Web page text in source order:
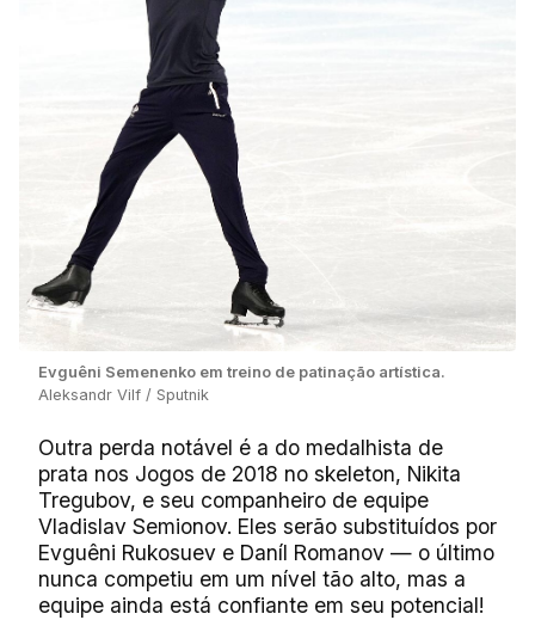
Evguêni Semenenko em treino de patinação artística.
Aleksandr Vilf / Sputnik
Outra perda notável é a do medalhista de
prata nos Jogos de 2018 no skeleton, Nikita
Tregubov, e seu companheiro de equipe
Vladislav Semionov. Eles serão substituídos por
Evguêni Rukosuev e Daníl Romanov — o último
nunca competiu em um nível tão alto, mas a
equipe ainda está confiante em seu potencial!